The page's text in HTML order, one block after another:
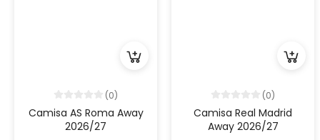
(0)
Camisa AS Roma Away
2026/27
(0)
Camisa Real Madrid
Away 2026/27